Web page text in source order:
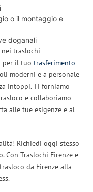
o il montaggio e
doganali
nei traslochi
per il tuo trasferimento
moderni e a personale
intoppi. Ti forniamo
e collaboriamo
alle tue esigenze e al
Richiedi oggi stesso
Con Traslochi Firenze e
da Firenze alla